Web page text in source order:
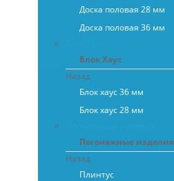
Доска половая 28 мм
Доска половая 36 мм
Блок Хаус
Назад
Блок хаус 36 мм
Блок хаус 28 мм
Погонажные изделия
Назад
Плинтус